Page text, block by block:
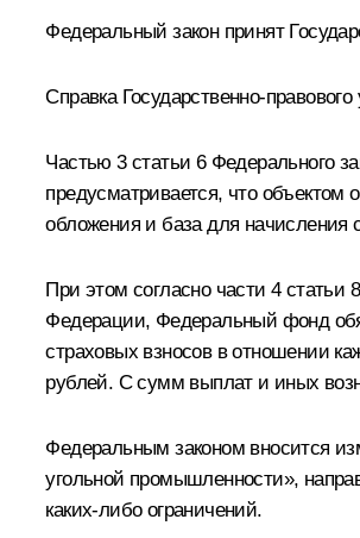
Федеральный закон принят
Справка Государственно-
Частью 3 статьи 6 Федерального
предусматривается, что
обложения и база для начисления
При этом согласно части 4
Федерации, Федеральный фонд
страховых взносов в отношении
рублей. С сумм выплат и иных
Федеральным законом вносится
угольной промышленности»,
каких‑либо ограничений.